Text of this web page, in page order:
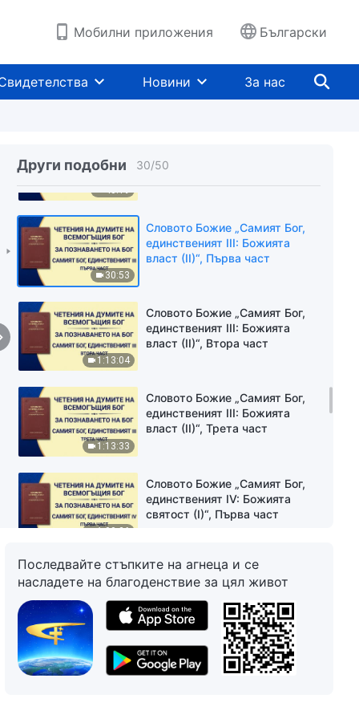
Мобилни приложения Български
Новини За нас
Други подобни 30/50
Божи нрав“, Втора част
40:19
единственият II: Праведният
Божи нрав“, Трета част
30:53
Словото Божие „Самият Бог,
единственият III: Божията
власт (II)“, Първа част
1:13:04
Словото Божие „Самият Бог,
единственият III: Божията
власт (II)“, Втора част
1:13:33
Словото Божие „Самият Бог,
единственият III: Божията
власт (II)“, Трета част
1:00:26
Словото Божие „Самият Бог,
единственият IV: Божията
святост (I)“, Първа част
42:36
Словото Божие „Самият Бог,
единственият IV: Божията
святост (I)“, Втора част
Словото Божие „Самият Бог,
единственият V: Божията
Последвайте стъпките на агнеца и се
насладете на благоденствие за цял живот